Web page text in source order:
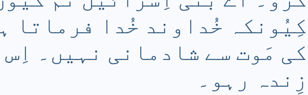
کِیُونکہ خُداوند خُدا فرماتا
کی مَوت سے شادمانی نہیں۔ اِس
زِندہ رہو۔